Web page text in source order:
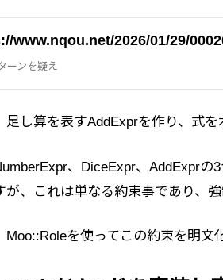
www.nqou.net/2026/01/29/
ーンを疑え
足し算を表すAddExprを作り、式
、DiceExpr、AddExprの
が、これは単なる約束事であり、強
Moo::Roleを使ってこの約束を明文